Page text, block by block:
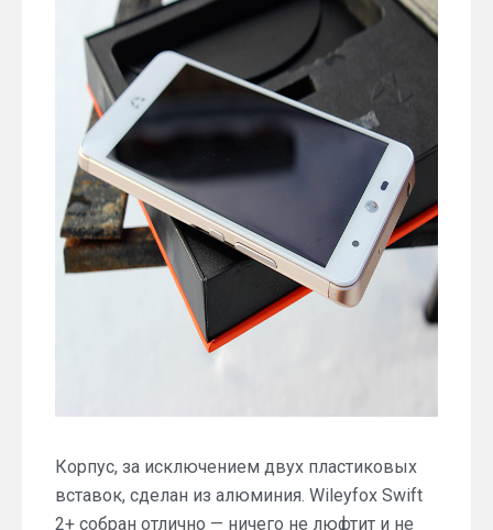
Корпус, за исключением двух пластиковых
вставок, сделан из алюминия. Wileyfox Swift
2+ собран отлично — ничего не люфтит и не